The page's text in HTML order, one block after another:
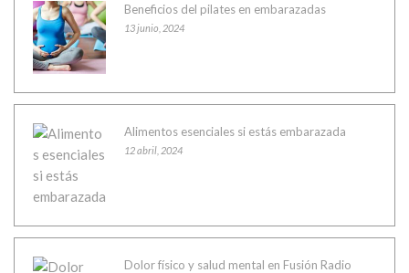
Beneficios del pilates en embarazadas
13 junio, 2024
Alimentos esenciales si estás embarazada
12 abril, 2024
Dolor físico y salud mental en Fusión Radio